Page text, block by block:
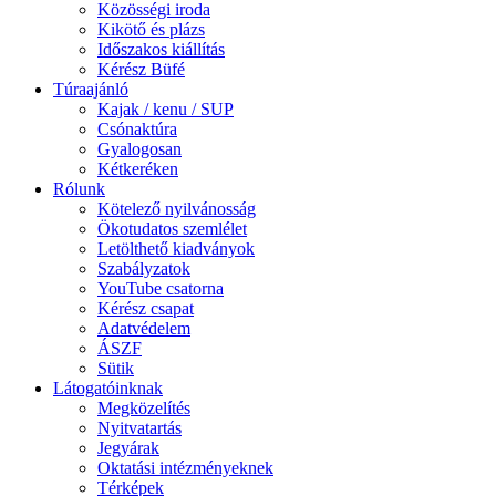
Közösségi iroda
Kikötő és plázs
Időszakos kiállítás
Kérész Büfé
Túraajánló
Kajak / kenu / SUP
Csónaktúra
Gyalogosan
Kétkeréken
Rólunk
Kötelező nyilvánosság
Ökotudatos szemlélet
Letölthető kiadványok
Szabályzatok
YouTube csatorna
Kérész csapat
Adatvédelem
ÁSZF
Sütik
Látogatóinknak
Megközelítés
Nyitvatartás
Jegyárak
Oktatási intézményeknek
Térképek